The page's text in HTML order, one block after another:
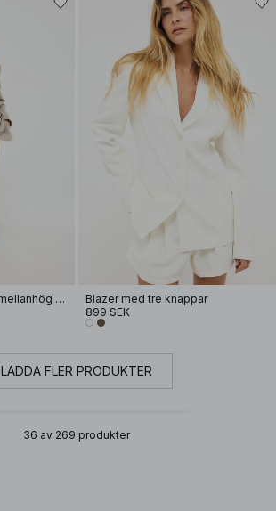
Melerade byxor med mellanhög midja
Blazer med tre knappar
899 SEK
LADDA FLER PRODUKTER
36 av 269 produkter